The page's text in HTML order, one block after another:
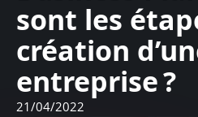
sont les
création
entreprise ?
21/04/2022